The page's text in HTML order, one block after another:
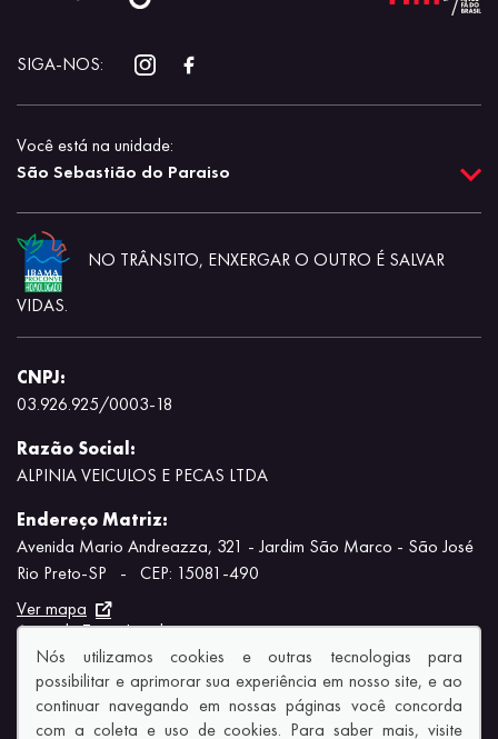
SIGA-NOS:
Você está na unidade:
São Sebastião do Paraiso
NO TRÂNSITO, ENXERGAR O OUTRO É SALVAR
VIDAS.
CNPJ:
03.926.925/0003-18
Razão Social:
ALPINIA VEICULOS E PECAS LTDA
Endereço Matriz:
Avenida Mario Andreazza, 321 - Jardim São Marco - São José
Rio Preto-SP
-
CEP: 15081-490
Ver mapa
Aviso de Texto Legal
Nós utilizamos cookies e outras tecnologias para
possibilitar e aprimorar sua experiência em nosso site, e ao
continuar navegando em nossas páginas você concorda
com a coleta e uso de cookies. Para saber mais, visite